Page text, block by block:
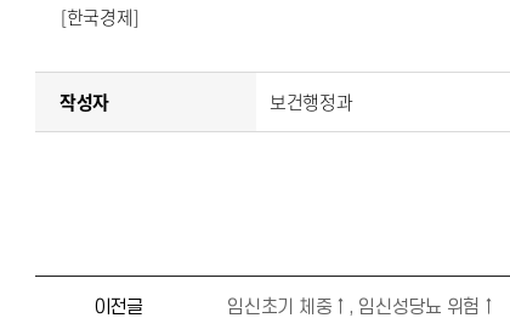
[한국경제]
작성자 보건행정과
이전글 임신초기 체중↑, 임신성당뇨 위험↑